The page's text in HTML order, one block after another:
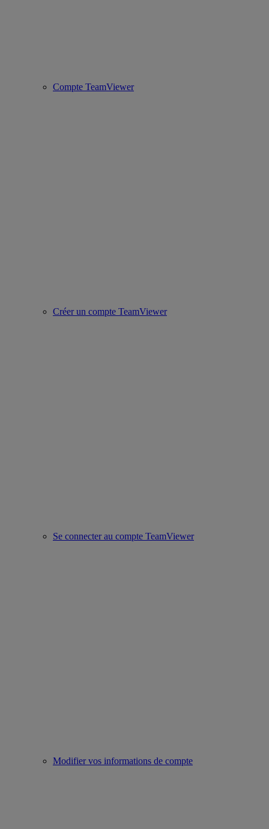
Compte TeamViewer
Créer un compte TeamViewer
Se connecter au compte TeamViewer
Modifier vos informations de compte